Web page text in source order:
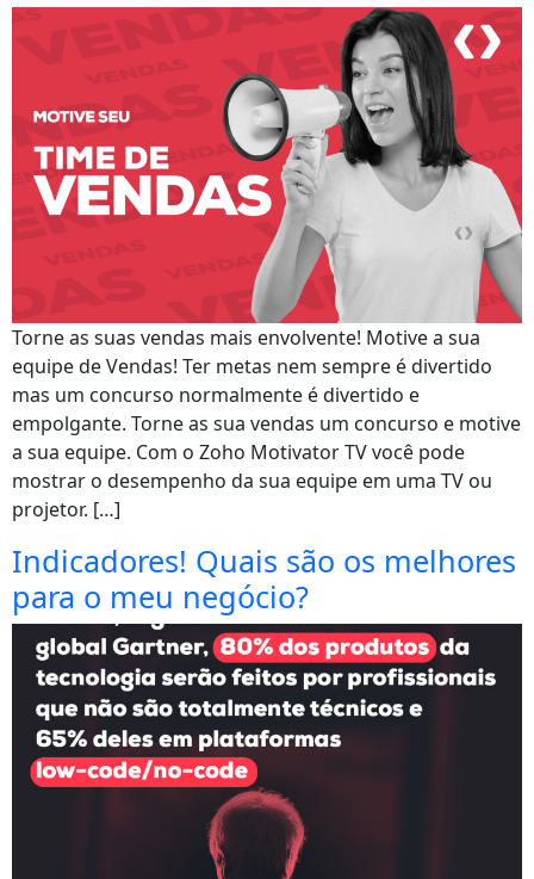
Torne as suas vendas mais envolvente! Motive a sua
equipe de Vendas! Ter metas nem sempre é divertido
mas um concurso normalmente é divertido e
empolgante. Torne as sua vendas um concurso e motive
a sua equipe. Com o Zoho Motivator TV você pode
mostrar o desempenho da sua equipe em uma TV ou
projetor. […]
Indicadores! Quais são os melhores
para o meu negócio?